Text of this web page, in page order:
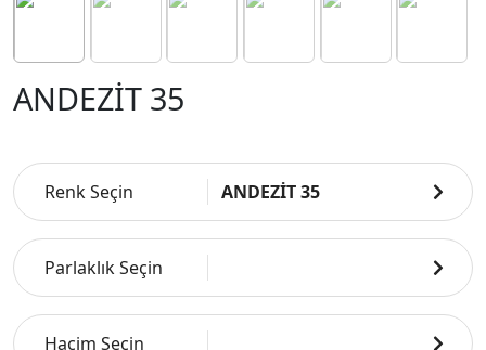
ANDEZİT 35
Renk Seçin ANDEZİT 35
Parlaklık Seçin
Hacim Seçin